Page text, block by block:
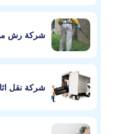
شركة رش
شركة نقل اثاث